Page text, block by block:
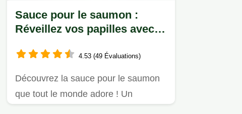
Sauce pour le saumon :
Réveillez vos papilles avec
4.53 (49 Évaluations)
Découvrez la sauce pour le saumon
que tout le monde adore ! Un